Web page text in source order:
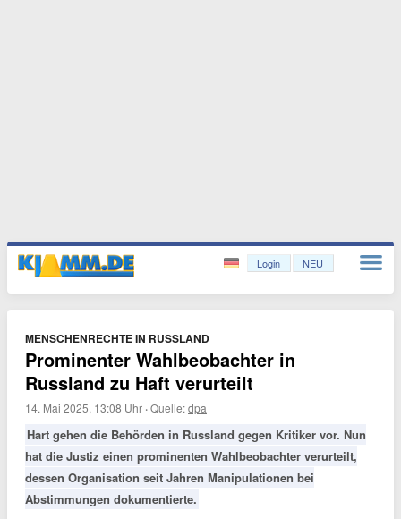
Login NEU
MENSCHENRECHTE IN RUSSLAND
Prominenter Wahlbeobachter in
Russland zu Haft verurteilt
14. Mai 2025, 13:08 Uhr ·Quelle:dpa
Hart gehen die Behörden in Russland gegen Kritiker vor. Nun
hat die Justiz einen prominenten Wahlbeobachter verurteilt,
dessen Organisation seit Jahren Manipulationen bei
Abstimmungen dokumentierte.